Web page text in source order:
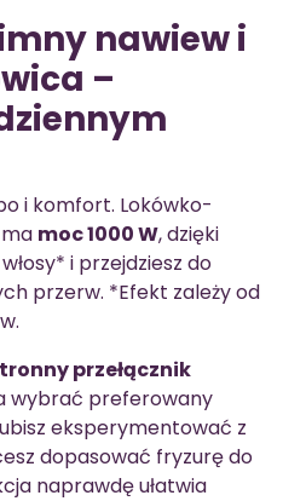
nawiew i
–
i komfort. Lokówko-
moc 1000 W, dzięki
i przejdziesz do
przerw. *Efekt zależy od
przełącznik
wybrać preferowany
eksperymentować z
dopasować fryzurę do
naprawdę ułatwia